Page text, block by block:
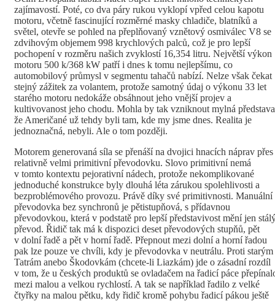
zajímavostí. Poté, co dva páry rukou vyklopí vpřed celou kapotu
motoru, včetně fascinující rozměrné masky chladiče, blatníků a
světel, otevře se pohled na přeplňovaný vznětový osmiválec V8 se
zdvihovým objemem 998 krychlových palců, což je pro lepší
pochopení v rozměru našich zvyklostí 16,354 litru. Největší výkon
motoru 500 k/368 kW patří i dnes k tomu nejlepšímu, co
automobilový průmysl v segmentu tahačů nabízí. Nelze však čekat
stejný zážitek za volantem, protože samotný údaj o výkonu 33 let
starého motoru nedokáže obsáhnout jeho vnější projev a
kultivovanost jeho chodu. Mohla by tak vzniknout mylná
že Američané už tehdy byli tam, kde my jsme dnes. Realita je
jednoznačná, nebyli. Ale o tom později.
Motorem generovaná síla se přenáší na dvojici hnacích náprav přes
relativně velmi primitivní převodovku. Slovo primitivní nemá
v tomto kontextu pejorativní nádech, protože nekomplikované
jednoduché konstrukce byly dlouhá léta zárukou spolehlivosti a
bezproblémového provozu. Právě díky své primitivnosti. Manuální
převodovka bez synchronů je pětistupňová, s přídavnou
převodovkou, která v podstatě pro lepší představivost mění jen
převod. Řidič tak má k dispozici deset převodových stupňů, pět
v dolní řadě a pět v horní řadě. Přepnout mezi dolní a horní řadou
pak lze pouze ve chvíli, kdy je převodovka v neutrálu. Proti starým
Tatrám anebo Škodovkám (chcete-li Liazkám) jde o zásadní rozdíl
v tom, že u českých produktů se ovladačem na řadicí páce
mezi malou a velkou rychlostí. A tak se například řadilo z velké
čtyřky na malou pětku, kdy řidič kromě pohybu řadicí pákou ještě